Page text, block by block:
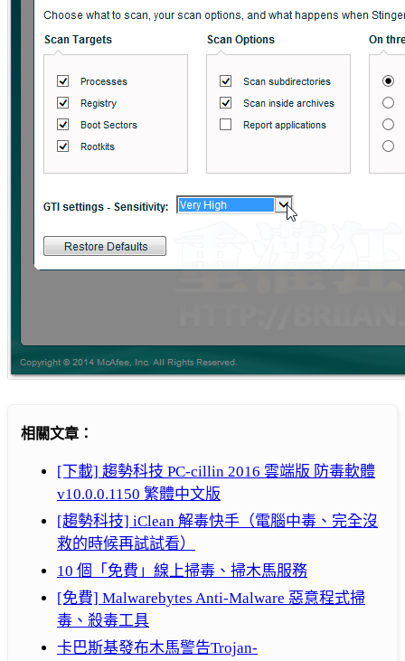
相關文章：
[下載] 趨勢科技 PC-cillin 2016 雲端版 防毒軟體
v10.0.0.1150 繁體中文版
[趨勢科技] iClean 解毒快手（電腦中毒、完全沒
救的時候再試試看）
10 個「免費」線上掃毒、掃木馬服務
[免費] Malwarebytes Anti-Malware 惡意程式掃
毒、殺毒工具
卡巴斯基發布木馬警告Trojan-